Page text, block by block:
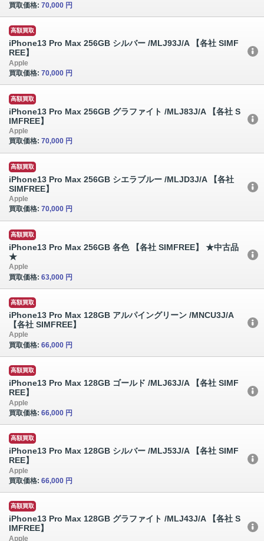
買取価格: 70,000 円
高額買取
iPhone13 Pro Max 256GB シルバー /MLJ93J/A 【各社 SIMF
REE】
Apple
買取価格: 70,000 円
高額買取
iPhone13 Pro Max 256GB グラファイト /MLJ83J/A 【各社 S
IMFREE】
Apple
買取価格: 70,000 円
高額買取
iPhone13 Pro Max 256GB シエラブルー /MLJD3J/A 【各社
SIMFREE】
Apple
買取価格: 70,000 円
高額買取
iPhone13 Pro Max 256GB 各色 【各社 SIMFREE】 ★中古品
★
Apple
買取価格: 63,000 円
高額買取
iPhone13 Pro Max 128GB アルパイングリーン /MNCU3J/A
【各社 SIMFREE】
Apple
買取価格: 66,000 円
高額買取
iPhone13 Pro Max 128GB ゴールド /MLJ63J/A 【各社 SIMF
REE】
Apple
買取価格: 66,000 円
高額買取
iPhone13 Pro Max 128GB シルバー /MLJ53J/A 【各社 SIMF
REE】
Apple
買取価格: 66,000 円
高額買取
iPhone13 Pro Max 128GB グラファイト /MLJ43J/A 【各社 S
IMFREE】
Apple